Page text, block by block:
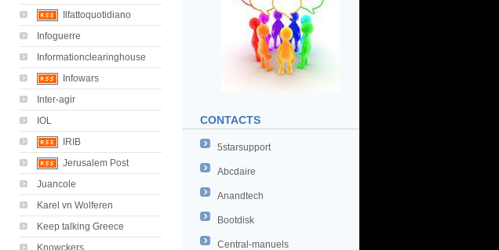
CONTACTS
5starsupport
Abcdaire
Anandtech
Bootdisk
Central-manuels
Ilfattoquotidiano
Infoguerre
Informationclearinghouse
Infowars
Inter-agir
IOL
IRIB
Jerusalem Post
Juancole
Karel vn Wolferen
Keep talking Greece
Knowckers